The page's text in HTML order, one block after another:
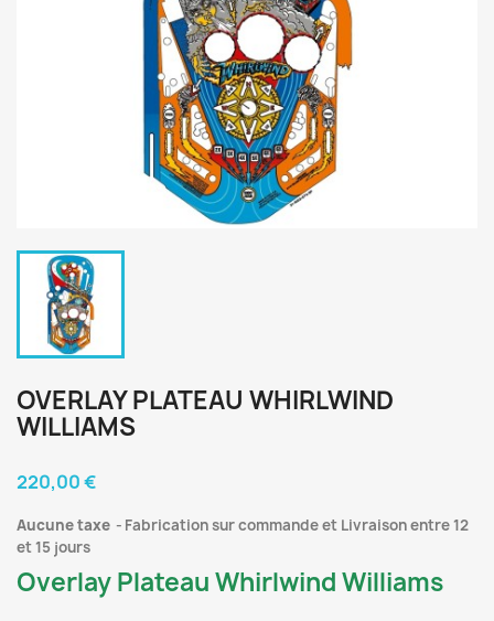
OVERLAY PLATEAU WHIRLWIND
WILLIAMS
220,00 €
Aucune taxe
Fabrication sur commande et Livraison entre 12
et 15 jours
Overlay Plateau Whirlwind Williams